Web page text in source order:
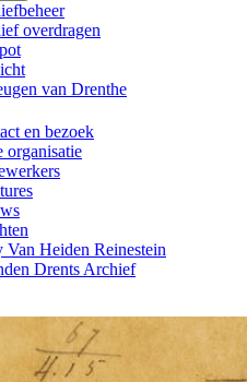
overdragen
van Drenthe
en bezoek
organisatie
Heiden Reinestein
Drents Archief